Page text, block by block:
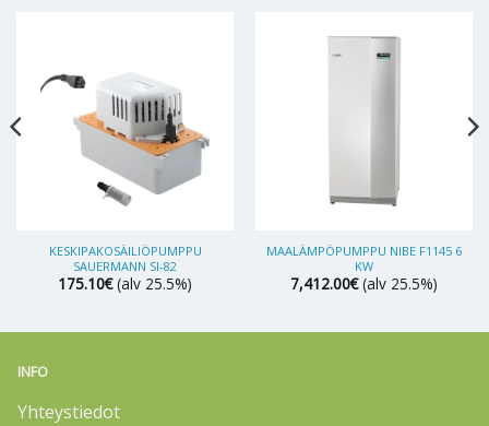
KESKIPAKOSÄILIÖPUMPPU
SAUERMANN SI-82
175.10€ (alv 25.5%)
MAALÄMPÖPUMPPU NIBE F1145 6
KW
7,412.00€ (alv 25.5%)
INFO
Yhteystiedot